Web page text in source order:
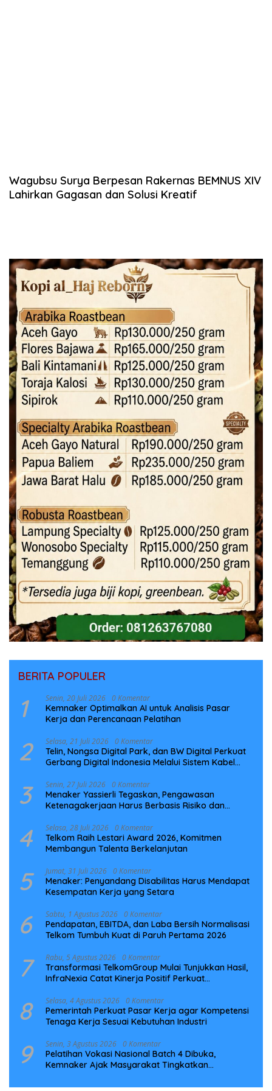
Wagubsu Surya Berpesan Rakernas BEMNUS XIV
Lahirkan Gagasan dan Solusi Kreatif
BERITA POPULER
1 Senin, 20 Juli 2026 0 Komentar
Kemnaker Optimalkan AI untuk Analisis Pasar
Kerja dan Perencanaan Pelatihan
2 Selasa, 21 Juli 2026 0 Komentar
Telin, Nongsa Digital Park, dan BW Digital Perkuat
Gerbang Digital Indonesia Melalui Sistem Kabel
3 Senin, 27 Juli 2026 0 Komentar
Menaker Yassierli Tegaskan, Pengawasan
Ketenagakerjaan Harus Berbasis Risiko dan
4 Selasa, 28 Juli 2026 0 Komentar
Telkom Raih Lestari Award 2026, Komitmen
Membangun Talenta Berkelanjutan
5 Jumat, 31 Juli 2026 0 Komentar
Menaker: Penyandang Disabilitas Harus Mendapat
Kesempatan Kerja yang Setara
6 Sabtu, 1 Agustus 2026 0 Komentar
Pendapatan, EBITDA, dan Laba Bersih Normalisasi
Telkom Tumbuh Kuat di Paruh Pertama 2026
7 Rabu, 5 Agustus 2026 0 Komentar
Transformasi TelkomGroup Mulai Tunjukkan Hasil,
InfraNexia Catat Kinerja Positif Perkuat
8 Selasa, 4 Agustus 2026 0 Komentar
Pemerintah Perkuat Pasar Kerja agar Kompetensi
Tenaga Kerja Sesuai Kebutuhan Industri
9 Senin, 3 Agustus 2026 0 Komentar
Pelatihan Vokasi Nasional Batch 4 Dibuka,
Kemnaker Ajak Masyarakat Tingkatkan